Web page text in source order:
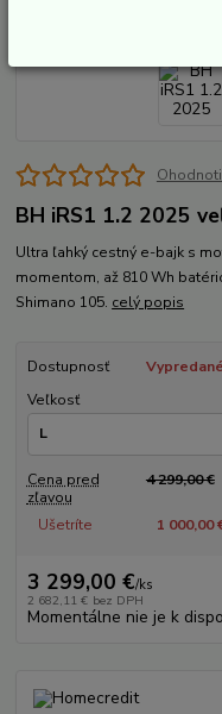
BH iRS1 1.2 2025
Ultra ľahký cestný e-bajk s
momentom, až 810 Wh
Shimano 105. celý popis
Dostupnosť
Vypredané
Veľkosť
Cena pred
zľavou
4 299,00 €
Ušetríte 1 000,00
3 299,00 €/ks
2 682,11 € bez DPH
Momentálne nie je k